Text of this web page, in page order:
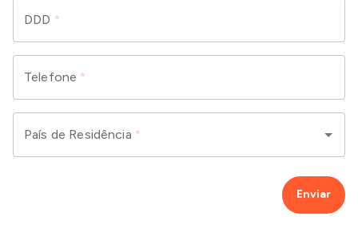
DDD *
Telefone *
País de Residência *
Enviar